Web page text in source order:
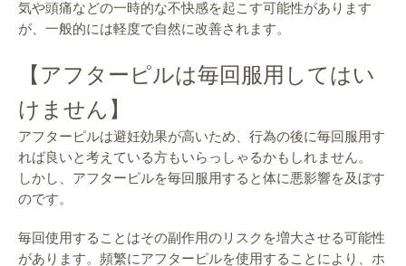
気や頭痛などの一時的な不快感を起こす可能性があります
が、一般的には軽度で自然に改善されます。
【アフターピルは毎回服用してはい
けません】
アフターピルは避妊効果が高いため、行為の後に毎回服用す
れば良いと考えている方もいらっしゃるかもしれません。
しかし、アフターピルを毎回服用すると体に悪影響を及ぼす
のです。
毎回使用することはその副作用のリスクを増大させる可能性
があります。頻繁にアフターピルを使用することにより、ホ